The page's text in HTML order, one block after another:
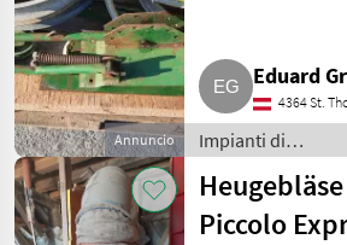
Annuncio
Eduard
4364 St.
Impianti di
movimentazione
e trasporto /
Soffiatori
Heugebläse
Piccolo